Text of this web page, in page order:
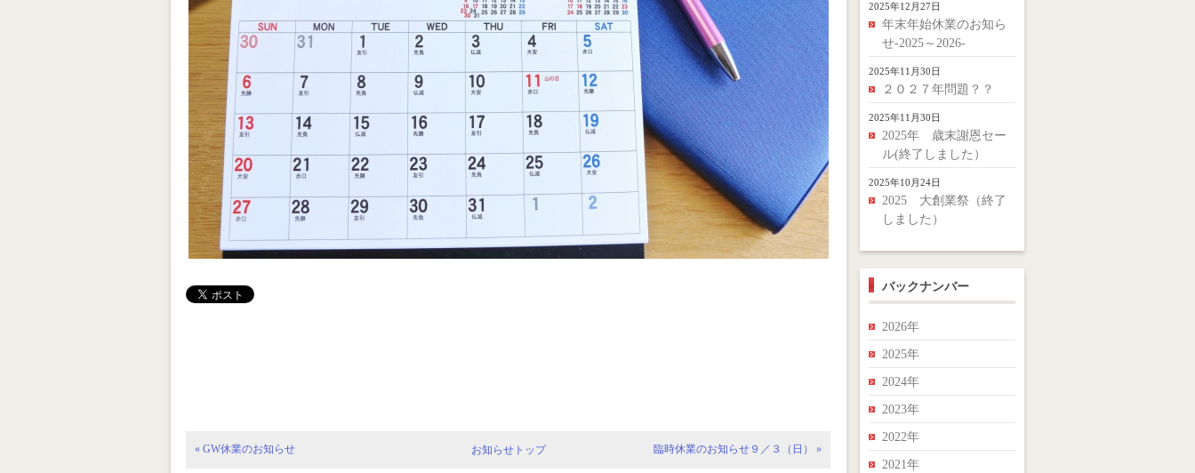
« GW休業のお知らせ 臨時休業のお知らせ９／３（日） »
お知らせトップ
2025年12月27日
年末年始休業のお知ら
せ-2025～2026-
2025年11月30日
２０２７年問題？？
2025年11月30日
2025年 歳末謝恩セー
ル(終了しました）
2025年10月24日
2025 大創業祭（終了
しました）
バックナンバー
2026年
2025年
2024年
2023年
2022年
2021年